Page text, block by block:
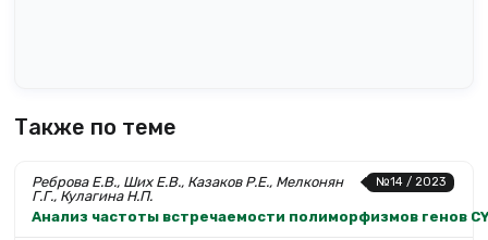
Также по теме
№14 / 2023
Реброва Е.В., Ших Е.В., Казаков Р.Е., Мелконян
Г.Г., Кулагина Н.П.
Анализ частоты встречаемости полиморфизмов генов